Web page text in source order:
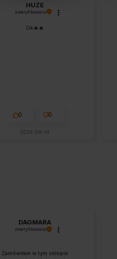
HUZE
zweryfikowano
Ok🔥🔥
0 0
2026-06-14
DAGMARA
zweryfikowano
Zamówiłam w tym sklepie